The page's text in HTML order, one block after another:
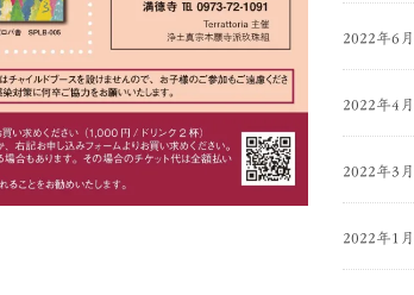
2022年6月
2022年4月
2022年3月
2022年1月